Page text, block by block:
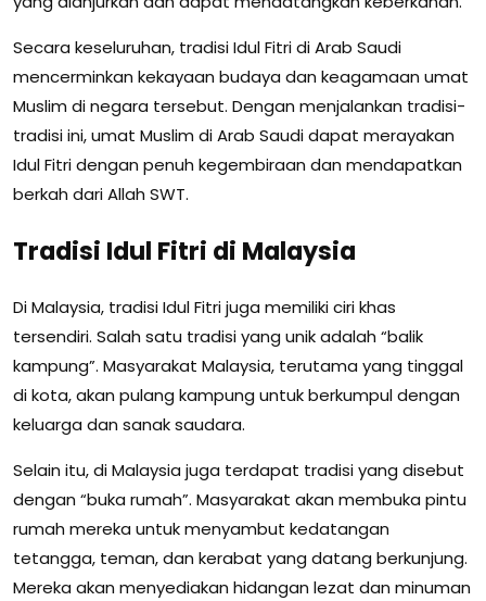
Secara keseluruhan, tradisi Idul Fitri di Arab Saudi
mencerminkan kekayaan budaya dan keagamaan umat
Muslim di negara tersebut. Dengan menjalankan tradisi-
tradisi ini, umat Muslim di Arab Saudi dapat merayakan
Idul Fitri dengan penuh kegembiraan dan mendapatkan
berkah dari Allah SWT.
Tradisi Idul Fitri di Malaysia
Di Malaysia, tradisi Idul Fitri juga memiliki ciri khas
tersendiri. Salah satu tradisi yang unik adalah “balik
kampung”. Masyarakat Malaysia, terutama yang tinggal
di kota, akan pulang kampung untuk berkumpul dengan
keluarga dan sanak saudara.
Selain itu, di Malaysia juga terdapat tradisi yang disebut
dengan “buka rumah”. Masyarakat akan membuka pintu
rumah mereka untuk menyambut kedatangan
tetangga, teman, dan kerabat yang datang berkunjung.
Mereka akan menyediakan hidangan lezat dan minuman